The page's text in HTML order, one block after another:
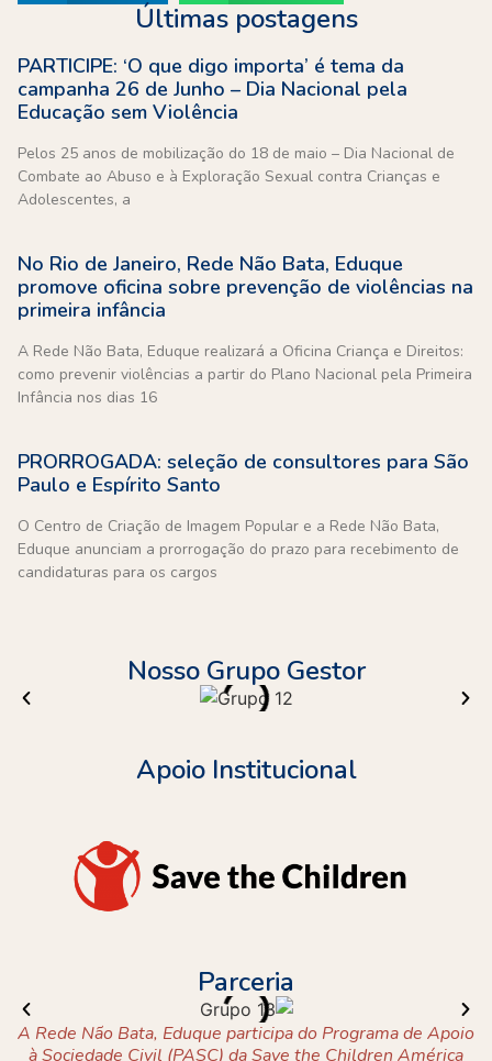
Últimas postagens
PARTICIPE: ‘O que digo importa’ é tema da
campanha 26 de Junho – Dia Nacional pela
Educação sem Violência
Pelos 25 anos de mobilização do 18 de maio – Dia Nacional de
Combate ao Abuso e à Exploração Sexual contra Crianças e
Adolescentes, a
No Rio de Janeiro, Rede Não Bata, Eduque
promove oficina sobre prevenção de violências na
primeira infância
A Rede Não Bata, Eduque realizará a Oficina Criança e Direitos:
como prevenir violências a partir do Plano Nacional pela Primeira
Infância nos dias 16
PRORROGADA: seleção de consultores para São
Paulo e Espírito Santo
O Centro de Criação de Imagem Popular e a Rede Não Bata,
Eduque anunciam a prorrogação do prazo para recebimento de
candidaturas para os cargos
Nosso Grupo Gestor
Apoio Institucional
Parceria
A Rede Não Bata, Eduque participa do Programa de Apoio
à Sociedade Civil (PASC) da Save the Children América